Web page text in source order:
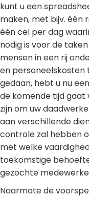
kunt u een
maken, met bijv. één
één cel per dag
nodig is voor de
mensen in een rij
en personeelskosten
gedaan, hebt u nu
de komende tijd gaat
zijn om uw
aan verschillende
controle zal hebben
met welke
toekomstige
gezochte
Naarmate de